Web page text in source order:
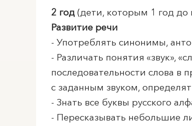
2 год (дети, которым 1 год
Развитие речи
- Употреблять синонимы,
- Различать понятия «звук»,
последовательности слова в
с заданным звуком,
- Знать все буквы русского
- Пересказывать небольшие